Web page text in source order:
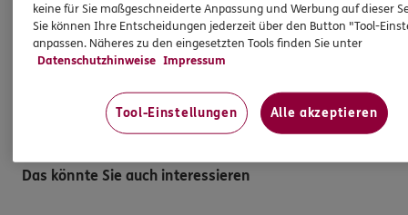
E-Mail schreiben
Schaden melden
Erstkontaktinformationen
EU-Offenlegungsvereinbarung
Datenverarbeitung
Das könnte Sie auch interessieren
keine für Sie maßgeschneiderte Anpassung und Werbung auf dieser
Sie können Ihre Entscheidungen jederzeit über den Button "Tool-
anpassen. Näheres zu den eingesetzten Tools finden Sie unter
Datenschutzhinweise Impressum
Tool-Einstellungen Alle akzeptieren